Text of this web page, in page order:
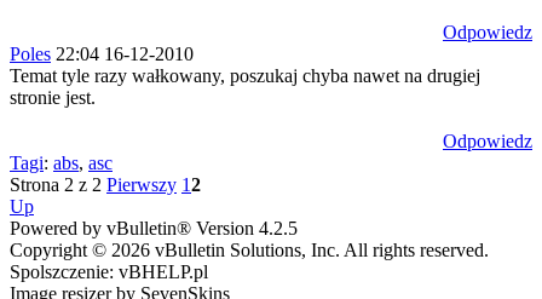
Odpowiedz
Poles 22:04 16-12-2010
Temat tyle razy wałkowany, poszukaj chyba nawet na drugiej
stronie jest.
Odpowiedz
Tagi: abs, asc
Strona 2 z 2 Pierwszy 12
Up
Powered by vBulletin® Version 4.2.5
Copyright © 2026 vBulletin Solutions, Inc. All rights reserved.
Spolszczenie: vBHELP.pl
Image resizer by SevenSkins